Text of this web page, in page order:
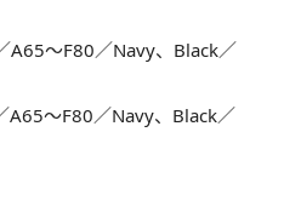
A65～F80／Navy、Black／
A65～F80／Navy、Black／